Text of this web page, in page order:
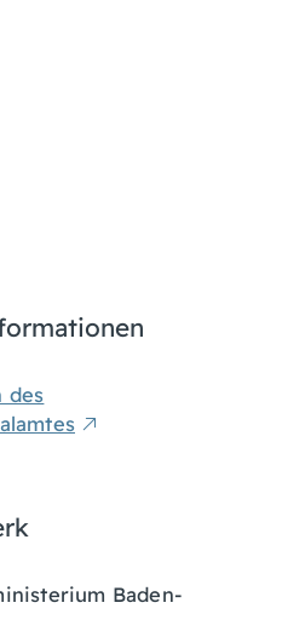
des
Baden-